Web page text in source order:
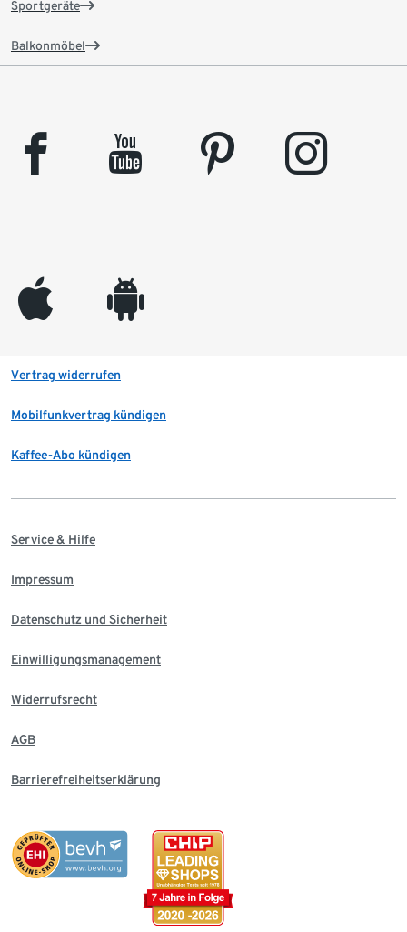
Sportgeräte
Balkonmöbel
facebook youtube pinterest instagram
appleinc android
Vertrag widerrufen
Mobilfunkvertrag kündigen
Kaffee-Abo kündigen
Service & Hilfe
Impressum
Datenschutz und Sicherheit
Einwilligungsmanagement
Widerrufsrecht
AGB
Barrierefreiheitserklärung